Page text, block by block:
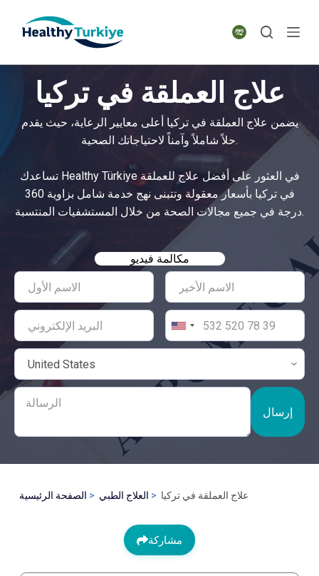
p
c
n
علاج العملقة في تركيا
يضمن علاج العملقة في تركيا أعلى معايير الرعاية، حيث يقدم
حلاً شاملاً وآمناً لاحتياجاتك الصحية.
تساعدك Healthy Türkiye في العثور على أفضل علاج للعملقة
في تركيا بأسعار معقولة وتتبنى نهج خدمة شامل بزاوية 360
درجة في جميع مجالات الصحة من خلال المستشفيات المنتسبة.
مكالمة فيديو
إرسال
الصفحة الرئيسية العلاج الطبي علاج العملقة في تركيا
مشاركة